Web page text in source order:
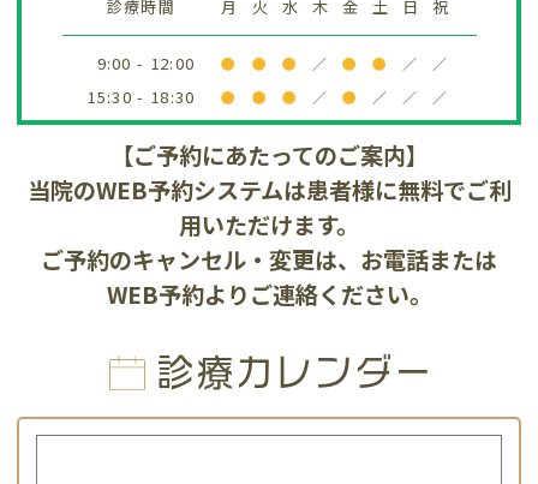
診療時間 月 火 水 木 金 土 日 祝
9:00 - 12:00 ● ● ● ／ ● ● ／ ／
15:30 - 18:30 ● ● ● ／ ● ／ ／ ／
【ご予約にあたってのご案内】
当院のWEB予約システムは患者様に無料でご利
用いただけます。
ご予約のキャンセル・変更は、お電話または
WEB予約よりご連絡ください。
診療カレンダー